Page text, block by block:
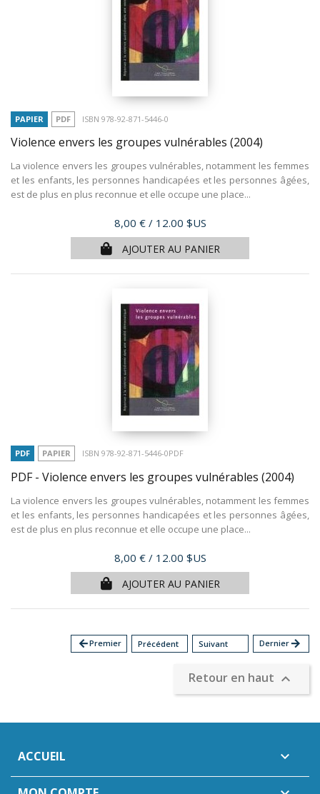
PAPIER PDF ISBN 978-92-871-5446-0
Violence envers les groupes vulnérables (2004)
La violence envers les groupes vulnérables, notamment les femmes
et les enfants, les personnes handicapées et les personnes âgées,
est de plus en plus reconnue et elle occupe une place...
Prix
8,00 € / 12.00 $US
AJOUTER AU PANIER
PDF PAPIER ISBN 978-92-871-5446-0PDF
PDF - Violence envers les groupes vulnérables (2004)
La violence envers les groupes vulnérables, notamment les femmes
et les enfants, les personnes handicapées et les personnes âgées,
est de plus en plus reconnue et elle occupe une place...
Prix
8,00 € / 12.00 $US
AJOUTER AU PANIER
arrow_backPremier Précédent Suivant Dernierarrow_forward
Retour en haut 
ACCUEIL 